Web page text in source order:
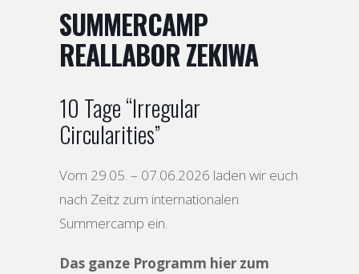
SUMMERCAMP
REALLABOR ZEKIWA
10 Tage “Irregular
Circularities”
Vom 29.05. – 07.06.2026 laden wir euch
nach Zeitz zum internationalen
Summercamp ein.
Das ganze Programm hier zum